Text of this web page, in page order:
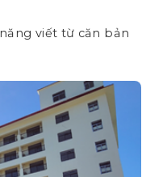
viết từ căn bản